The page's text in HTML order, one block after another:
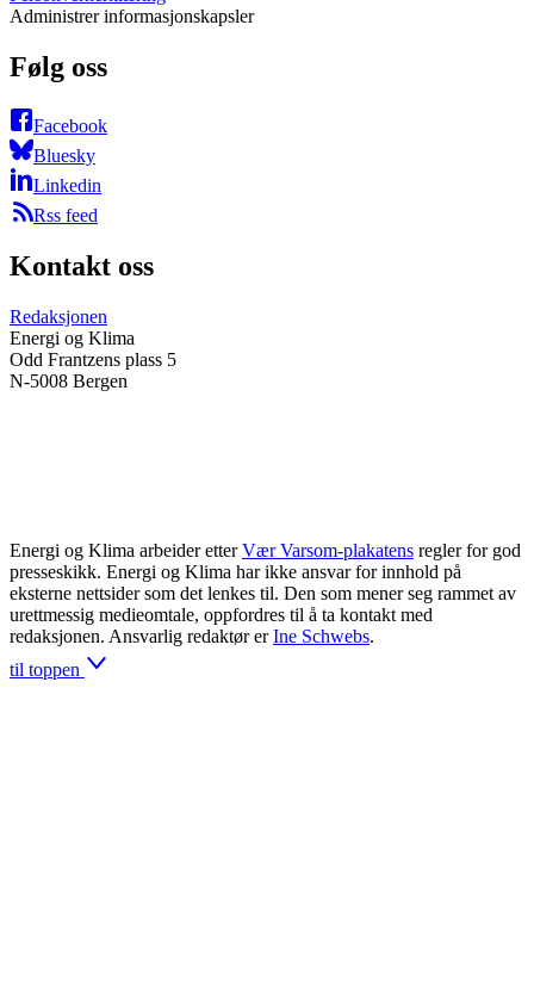
Administrer informasjonskapsler
Følg oss
Facebook
Bluesky
Linkedin
Rss feed
Kontakt oss
Redaksjonen
Energi og Klima
Odd Frantzens plass 5
N-5008 Bergen
Energi og Klima arbeider etter Vær Varsom-plakatens regler for god
presseskikk. Energi og Klima har ikke ansvar for innhold på
eksterne nettsider som det lenkes til. Den som mener seg rammet av
urettmessig medieomtale, oppfordres til å ta kontakt med
redaksjonen. Ansvarlig redaktør er Ine Schwebs.
til toppen